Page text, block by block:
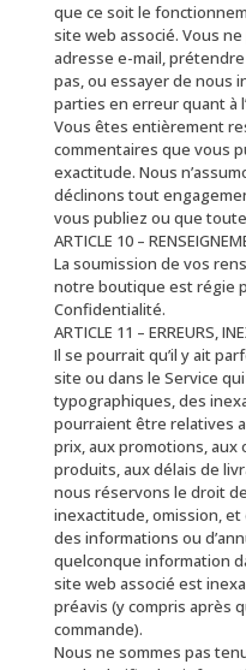
que ce soit le
site web associé. Vous
adresse e-mail,
pas, ou essayer de nous
parties en erreur quant à
Vous êtes entièrement
commentaires que vous
exactitude. Nous
déclinons tout
vous publiez ou que
ARTICLE 10 –
La soumission de vos
notre boutique est régie
Confidentialité.
ARTICLE 11 – ERREURS,
Il se pourrait qu’il y ait
site ou dans le Service
typographiques, des
pourraient être relatives
prix, aux promotions, aux
produits, aux délais de
nous réservons le droit
inexactitude, omission,
des informations ou
quelconque information
site web associé est
préavis (y compris après
commande).
Nous ne sommes pas